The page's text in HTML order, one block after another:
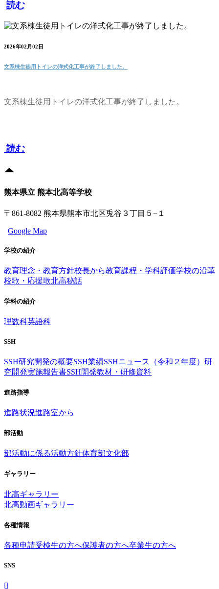
読む
2026年02月02日
文系棟生徒用トイレの洋式化工事が終了しました。
文系棟生徒用トイレの洋式化工事が終了しました。
読む
熊本県立 熊本北高等学校
〒861-8082 熊本県熊本市北区兎谷３丁目５−１
Google Map
学校の紹介
教育理念・教育方針校長から教育課程・学科評価学校の沿革
校歌・応援歌北高秘話
学科の紹介
理数科英語科
SSH
SSH研究開発の概要SSH業績SSHニュース（令和２年度） 研
究開発実施報告書SSH開発教材・研修資料
進路指導
進路状況進路室から
部活動
部活動に係る活動方針体育部文化部
ギャラリー
北高ギャラリー
北高動画ギャラリー
各種情報
各種申請受検生の方へ保護者の方へ卒業生の方へ
SNS